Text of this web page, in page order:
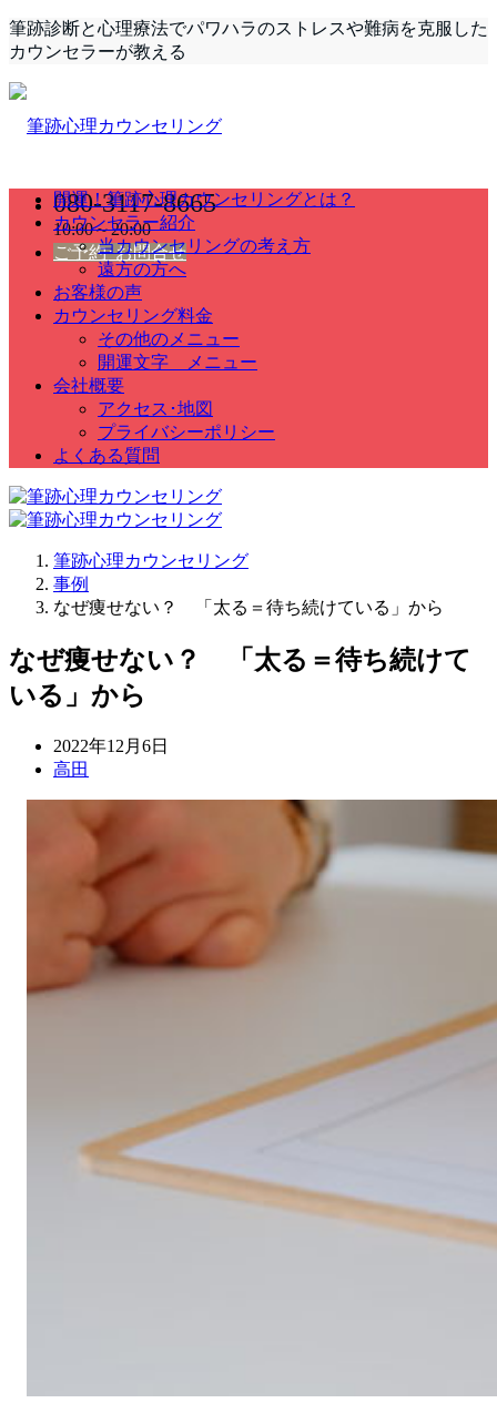
筆跡診断と心理療法でパワハラのストレスや難病を克服した
カウンセラーが教える
080-3117-8665
10:00～20:00
ご予約･お問合せ
開運！筆跡心理カウンセリングとは？
カウンセラー紹介
当カウンセリングの考え方
遠方の方へ
お客様の声
カウンセリング料金
その他のメニュー
開運文字 メニュー
会社概要
アクセス･地図
プライバシーポリシー
よくある質問
筆跡心理カウンセリング
事例
なぜ痩せない？ 「太る＝待ち続けている」から
なぜ痩せない？ 「太る＝待ち続けて
いる」から
2022年12月6日
高田